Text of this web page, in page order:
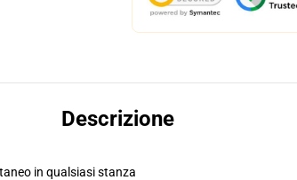
Descrizione
in qualsiasi stanza